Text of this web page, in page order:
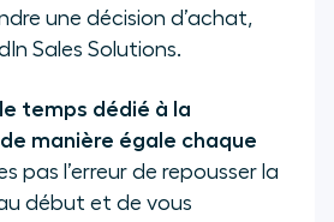
une décision d’achat,
Sales Solutions.
temps dédié à la
manière égale chaque
pas l’erreur de repousser la
début et de vous